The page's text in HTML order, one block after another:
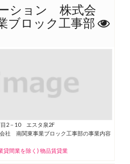
ション 株式会
ロック工事部
目2－10 エスタ泉2F
社 南関東事業ブロック工事部の事業内容
貸間業を除く) 物品賃貸業